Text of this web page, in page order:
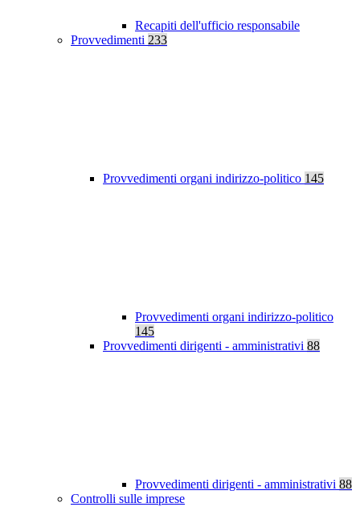
Recapiti dell'ufficio responsabile
Provvedimenti 233
Provvedimenti organi indirizzo-politico 145
Provvedimenti organi indirizzo-politico
145
Provvedimenti dirigenti - amministrativi 88
Provvedimenti dirigenti - amministrativi 88
Controlli sulle imprese